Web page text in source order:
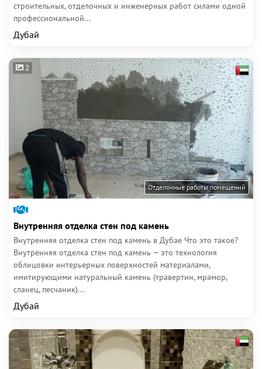
строительных, отделочных и инженерных работ силами одной
профессиональной...
Дубай
2
Отделочные работы помещений
Внутренняя отделка стен под камень
Внутренняя отделка стен под камень в Дубае Что это такое?
Внутренняя отделка стен под камень — это технология
облицовки интерьерных поверхностей материалами,
имитирующими натуральный камень (травертин, мрамор,
сланец, песчаник)...
Дубай